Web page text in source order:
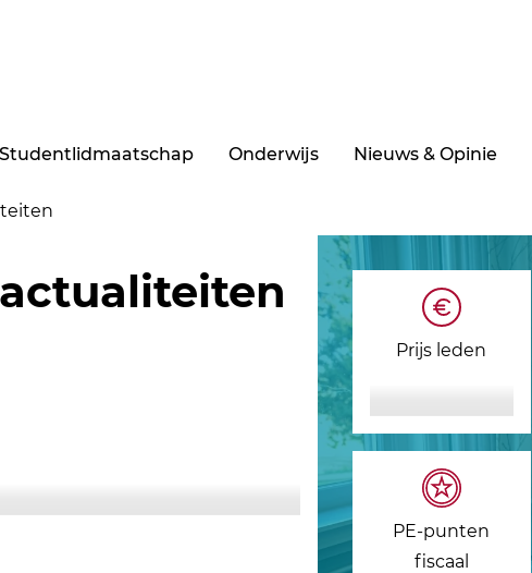
Studentlidmaatschap Onderwijs Nieuws & Opinie
Prijs leden
PE-punten
fiscaal